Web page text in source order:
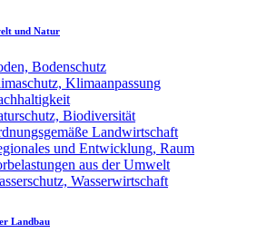
und Natur
Bodenschutz
Klimaanpassung
Biodiversität
Landwirtschaft
und Entwicklung, Raum
aus der Umwelt
Wasserwirtschaft
Landbau